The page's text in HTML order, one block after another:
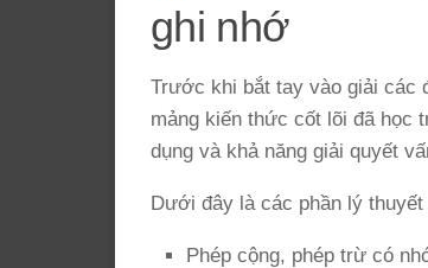
ghi nhớ
Trước khi bắt tay vào giải các
mảng kiến thức cốt lõi đã học
dụng và khả năng giải quyết
Dưới đây là các phần lý thuyết
Phép cộng, phép trừ có